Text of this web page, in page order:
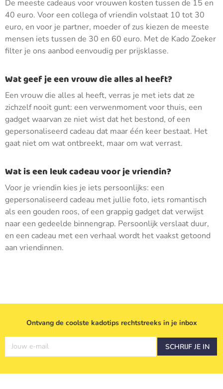
De meeste cadeaus voor vrouwen kosten tussen de 15 en
40 euro. Voor een collega of vriendin volstaat 10 tot 30
euro, en voor je partner, moeder of zus kiezen de meeste
mensen iets tussen de 30 en 60 euro. Met de Kado Zoeker
filter je ons aanbod eenvoudig per prijsklasse.
Wat geef je een vrouw die alles al heeft?
Een vrouw die alles al heeft, verras je met iets dat ze
zichzelf nooit gunt: een verwenmoment voor thuis, een
gadget waarvan ze niet wist dat het bestond, of een
gepersonaliseerd cadeau dat maar één keer bestaat. Het
gaat niet om wat ontbreekt, maar om wat verrast.
Wat is een leuk cadeau voor je vriendin?
Voor je vriendin kies je iets persoonlijks: een
gepersonaliseerd cadeau met jullie foto, iets romantisch
als een gouden roos, of een grappig gadget dat verwijst
naar een gedeelde binnengrap. Persoonlijk verslaat duur,
en een cadeau met een verhaal wordt het vaakst getoond
aan vriendinnen.
Ontvang de coolste kadotips rechtstreeks in je inbox
Jouw e-mail SCHRIJF JE IN